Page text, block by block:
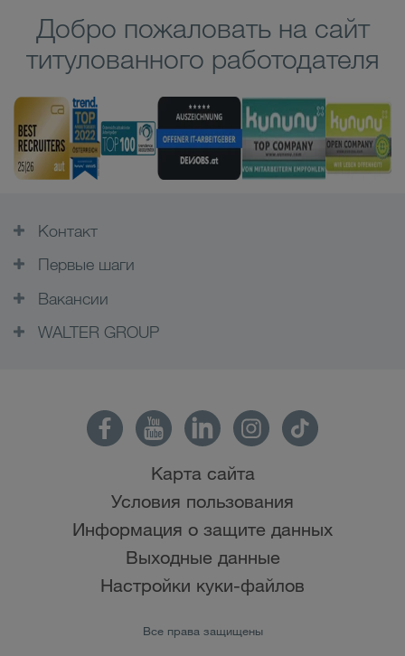
Добро пожаловать на сайт
титулованного работодателя
Контакт
Первые шаги
Вакансии
WALTER GROUP
Карта сайта
Условия пользования
Информация о защите данных
Выходные данные
Настройки куки-файлов
Все права защищены